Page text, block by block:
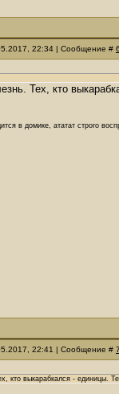
22:34 | Сообщение # 6
Тех, кто
в домике, ататат строго
22:41 | Сообщение # 7
кто выкарабкался - единицы.